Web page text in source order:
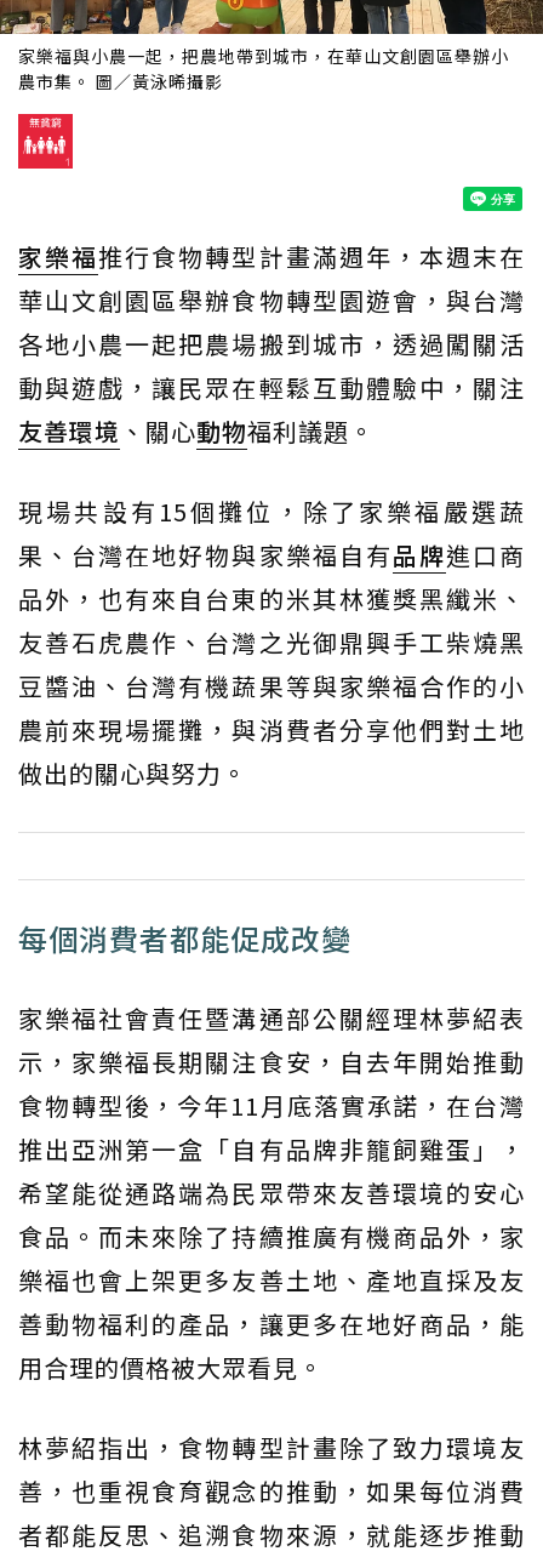
家樂福與小農一起，把農地帶到城市，在華山文創園區舉辦小
農市集。 圖／黃泳晞攝影
家樂福推行食物轉型計畫滿週年，本週末在
華山文創園區舉辦食物轉型園遊會，與台灣
各地小農一起把農場搬到城市，透過闖關活
動與遊戲，讓民眾在輕鬆互動體驗中，關注
友善環境 、關心動物福利議題。
現場共設有15個攤位，除了家樂福嚴選蔬
果、台灣在地好物與家樂福自有品牌進口商
品外，也有來自台東的米其林獲獎黑纖米、
友善石虎農作、台灣之光御鼎興手工柴燒黑
豆醬油、台灣有機蔬果等與家樂福合作的小
農前來現場擺攤，與消費者分享他們對土地
做出的關心與努力。
每個消費者都能促成改變
家樂福社會責任暨溝通部公關經理林夢紹表
示，家樂福長期關注食安，自去年開始推動
食物轉型後，今年11月底落實承諾，在台灣
推出亞洲第一盒「自有品牌非籠飼雞蛋」，
希望能從通路端為民眾帶來友善環境的安心
食品。而未來除了持續推廣有機商品外，家
樂福也會上架更多友善土地、產地直採及友
善動物福利的產品，讓更多在地好商品，能
用合理的價格被大眾看見。
林夢紹指出，食物轉型計畫除了致力環境友
善，也重視食育觀念的推動，如果每位消費
者都能反思、追溯食物來源，就能逐步推動